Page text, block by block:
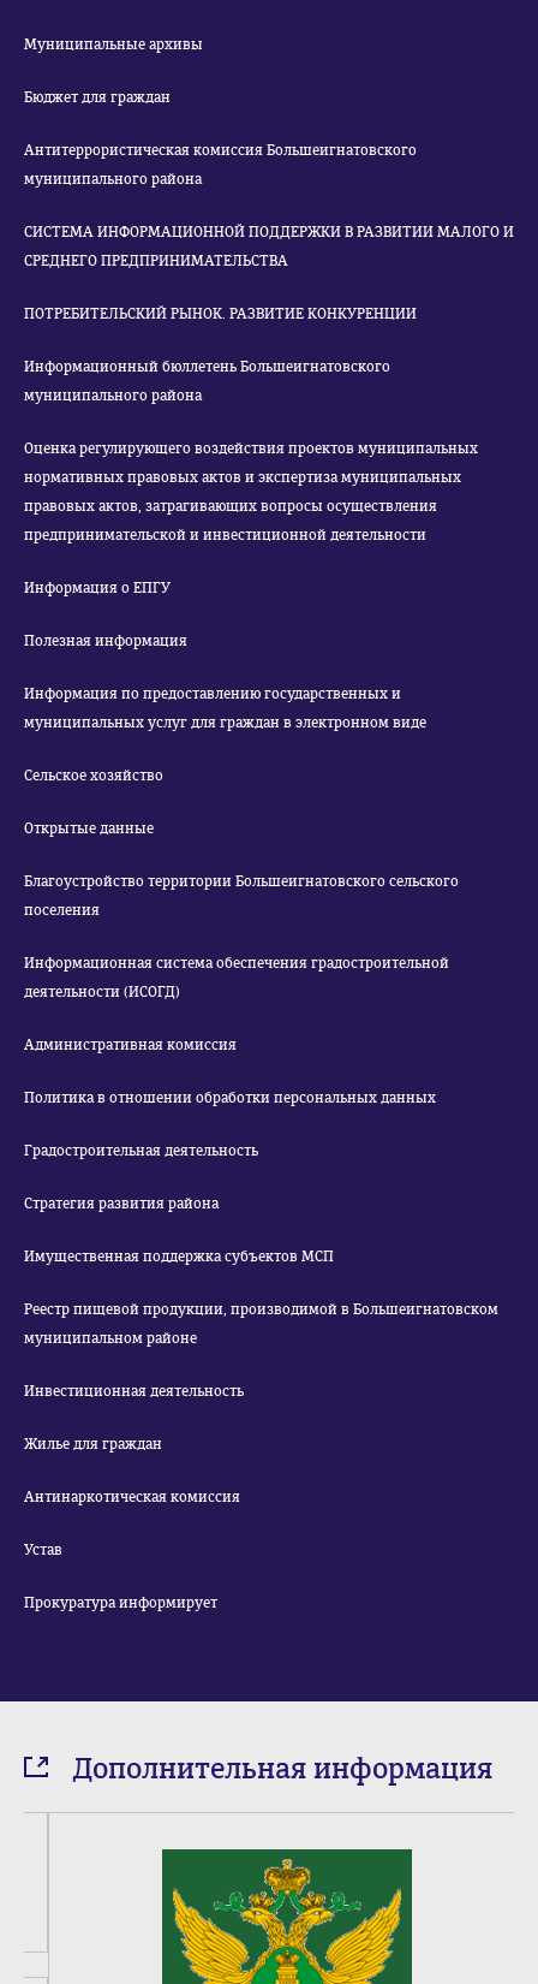
Муниципальные архивы
Бюджет для граждан
Антитеррористическая комиссия Большеигнатовского
муниципального района
СИСТЕМА ИНФОРМАЦИОННОЙ ПОДДЕРЖКИ В РАЗВИТИИ МАЛОГО И
СРЕДНЕГО ПРЕДПРИНИМАТЕЛЬСТВА
ПОТРЕБИТЕЛЬСКИЙ РЫНОК. РАЗВИТИЕ КОНКУРЕНЦИИ
Информационный бюллетень Большеигнатовского
муниципального района
Оценка регулирующего воздействия проектов муниципальных
нормативных правовых актов и экспертиза муниципальных
правовых актов, затрагивающих вопросы осуществления
предпринимательской и инвестиционной деятельности
Информация о ЕПГУ
Полезная информация
Информация по предоставлению государственных и
муниципальных услуг для граждан в электронном виде
Сельское хозяйство
Открытые данные
Благоустройство территории Большеигнатовского сельского
поселения
Информационная система обеспечения градостроительной
деятельности (ИСОГД)
Административная комиссия
Политика в отношении обработки персональных данных
Градостроительная деятельность
Стратегия развития района
Имущественная поддержка субъектов МСП
Реестр пищевой продукции, производимой в Большеигнатовском
муниципальном районе
Инвестиционная деятельность
Жилье для граждан
Антинаркотическая комиссия
Устав
Прокуратура информирует
Дополнительная информация